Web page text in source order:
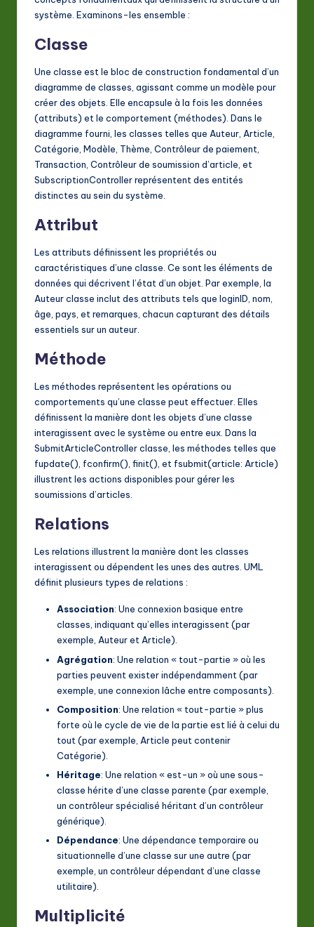
système. Examinons-les ensemble :
Classe
Une classe est le bloc de construction fondamental d’un
diagramme de classes, agissant comme un modèle pour
créer des objets. Elle encapsule à la fois les données
(attributs) et le comportement (méthodes). Dans le
diagramme fourni, les classes telles que Auteur, Article,
Catégorie, Modèle, Thème, Contrôleur de paiement,
Transaction, Contrôleur de soumission d’article, et
SubscriptionControllerreprésentent des entités
distinctes au sein du système.
Attribut
Les attributs définissent les propriétés ou
caractéristiques d’une classe. Ce sont les éléments de
données qui décrivent l’état d’un objet. Par exemple, la
Auteurclasse inclut des attributs tels que loginID, nom,
âge, pays, etremarques, chacun capturant des détails
essentiels sur un auteur.
Méthode
Les méthodes représentent les opérations ou
comportements qu’une classe peut effectuer. Elles
définissent la manière dont les objets d’une classe
interagissent avec le système ou entre eux. Dans la
SubmitArticleControllerclasse, les méthodes telles que
fupdate(), fconfirm(), finit(), et fsubmit(article: Article)
illustrent les actions disponibles pour gérer les
soumissions d’articles.
Relations
Les relations illustrent la manière dont les classes
interagissent ou dépendent les unes des autres. UML
définit plusieurs types de relations :
Association: Une connexion basique entre
classes, indiquant qu’elles interagissent (par
exemple, AuteuretArticle).
Agrégation: Une relation « tout-partie » où les
parties peuvent exister indépendamment (par
exemple, une connexion lâche entre composants).
Composition: Une relation « tout-partie » plus
forte où le cycle de vie de la partie est lié à celui du
tout (par exemple, Article peut contenir
Catégorie).
Héritage: Une relation « est-un » où une sous-
classe hérite d’une classe parente (par exemple,
un contrôleur spécialisé héritant d’un contrôleur
générique).
Dépendance: Une dépendance temporaire ou
situationnelle d’une classe sur une autre (par
exemple, un contrôleur dépendant d’une classe
utilitaire).
Multiplicité